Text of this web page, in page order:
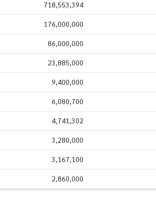
718,553,394
176,000,000
86,000,000
23,885,000
9,400,000
6,080,700
4,741,302
3,280,000
3,167,100
2,860,000